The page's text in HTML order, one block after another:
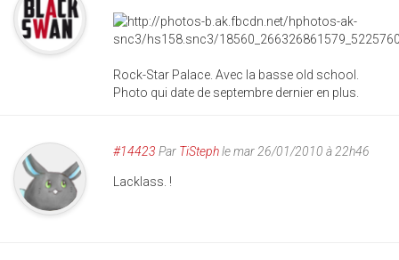
Rock-Star Palace. Avec la basse old school.
Photo qui date de septembre dernier en plus.
#14423 Par TiStephle mar 26/01/2010 à 22h46
Lacklass. !